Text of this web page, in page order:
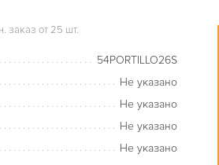
заказ от 25 шт.
54PORTILLO26S
Не указано
Не указано
Не указано
Не указано